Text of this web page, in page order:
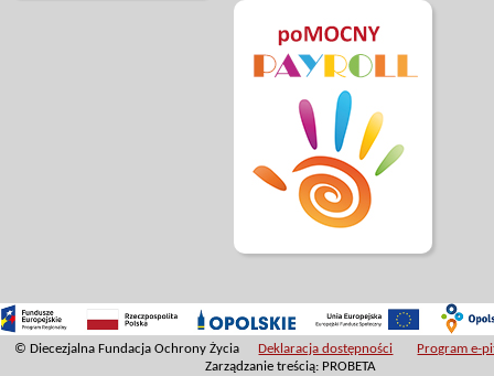
© Diecezjalna Fundacja Ochrony Życia Deklaracja dostępności
Program e-
Zarządzanie treścią: PROBETA